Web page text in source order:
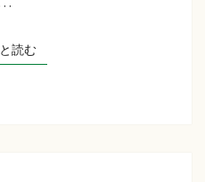
読むもっと読む